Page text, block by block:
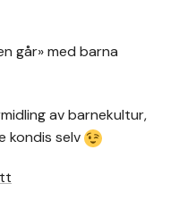
går» med barna
av barnekultur,
kondis selv